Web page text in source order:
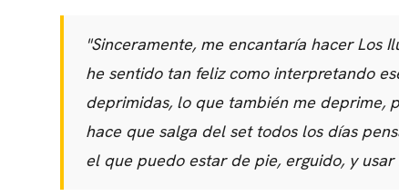
"Sinceramente, me encantaría hacerLos
he sentido tan feliz como interpretando
deprimidas, lo que también me deprime,
hace que salga del set todos los días
el que puedo estar de pie, erguido, y